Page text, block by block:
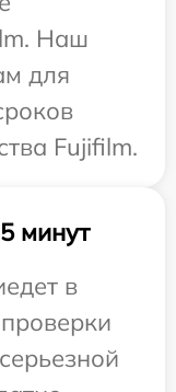
Наш
для
Fujifilm.
минут
в